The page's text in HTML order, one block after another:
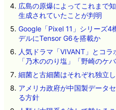
広島の原爆によってこれまで
生成されていたことが判明
Google「Pixel 11」シリーズ4
デルにTensor G6を搭載か
人気ドラマ「VIVANT」とコ
「乃木ののり塩」「野崎のケ
細菌と古細菌はそれぞれ独立
アメリカ政府が中国製データ
る方針